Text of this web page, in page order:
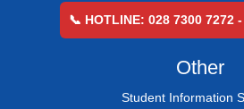
📞 HOTLINE: 028 7300 7272
Other
Student Information